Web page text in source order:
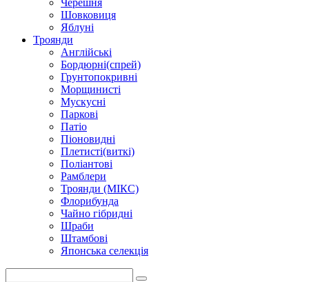
Черешня
Шовковиця
Яблуні
Троянди
Англійські
Бордюрні(спрей)
Грунтопокривні
Морщинисті
Мускусні
Паркові
Патіо
Піоновидні
Плетисті(виткі)
Поліантові
Рамблери
Троянди (МІКС)
Флорибунда
Чайно гібридні
Шраби
Штамбові
Японська селекція